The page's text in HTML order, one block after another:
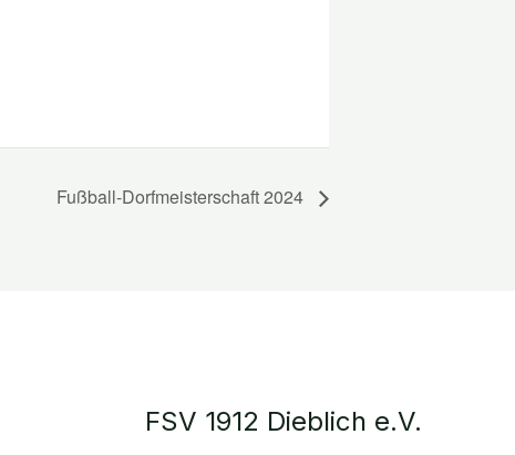
Fußball-Dorfmeisterschaft 2024
FSV 1912 Dieblich e.V.